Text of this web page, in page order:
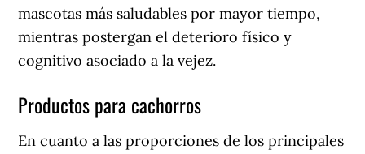
mascotas más saludables por mayor tiempo,
mientras postergan el deterioro físico y
cognitivo asociado a la vejez.
Productos para cachorros
En cuanto a las proporciones de los principales